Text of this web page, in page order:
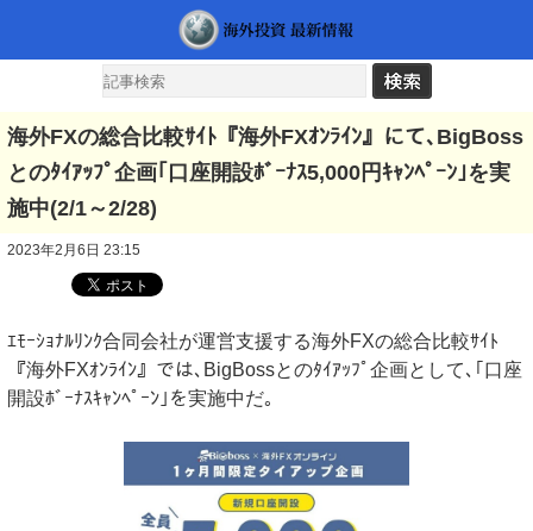
海外FXの総合比較ｻｲﾄ『海外FXｵﾝﾗｲﾝ』にて､BigBoss
とのﾀｲｱｯﾌﾟ企画｢口座開設ﾎﾞｰﾅｽ5,000円ｷｬﾝﾍﾟｰﾝ｣を実
施中(2/1～2/28)
2023年2月6日 23:15
ｴﾓｰｼｮﾅﾙﾘﾝｸ合同会社が運営支援する海外FXの総合比較ｻｲﾄ
『海外FXｵﾝﾗｲﾝ』では､BigBossとのﾀｲｱｯﾌﾟ企画として､｢口座
開設ﾎﾞｰﾅｽｷｬﾝﾍﾟｰﾝ｣を実施中だ｡